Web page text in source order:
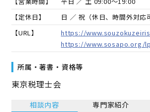
【定休日】
日 ／ 祝（休日、時間外対応
【URL】
https://
https://www.sosapo.org/
所属・著書・資格等
東京税理士会
相談内容 専門家紹介